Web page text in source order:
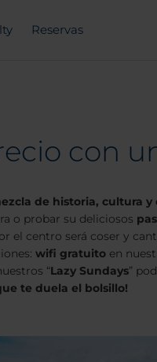
Reservas
con
de historia, cultura y
o probar su deliciosos
el centro será coser y
wifi gratuito en
“Lazy Sundays”
te duela el bolsillo!